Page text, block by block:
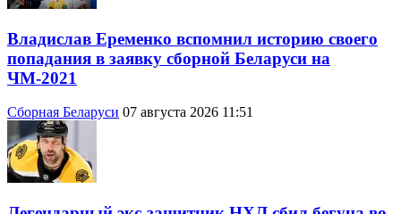
Владислав Еременко вспомнил историю своего
попадания в заявку сборной Беларуси на
ЧМ-2021
Сборная Беларуси 07 августа 2026 11:51